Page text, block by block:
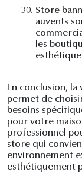
30. Store
auvents
les
En conclusion,
permet de
besoins
pour votre
professionnel
store qui
environnement
esthétiquement